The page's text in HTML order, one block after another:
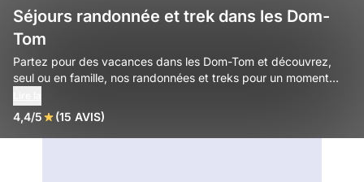
Séjours randonnée et trek dans les Dom-
Tom
Partez pour des vacances dans les Dom-Tom et découvrez,
seul ou en famille, nos randonnées et treks pour un moment
4,4/5 (15 AVIS)